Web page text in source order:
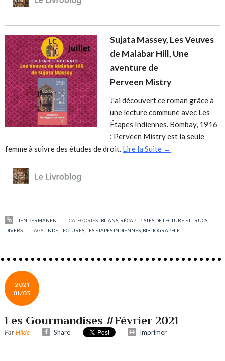
Sujata Massey, Les Veuves
de Malabar Hill, Une
aventure de
Perveen Mistry
J'ai découvert ce roman grâce à
une lecture commune avec Les
Étapes Indiennes. Bombay, 1916
: Perveen Mistry est la seule
femme à suivre des études de droit. Lire la Suite →
LIEN PERMANENT CATÉGORIES : BILANS, RÉCAP', PISTES DE LECTURE ET TRUCS
DIVERS
TAGS : INDE LECTURES LES ÉTAPES INDIENNES BIBLIOGRAPHIE
2021
01/03
Les Gourmandises #Février 2021
Par Hilde Share Imprimer